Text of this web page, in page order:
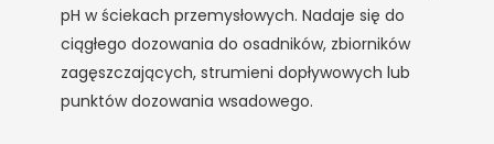
pH w ściekach przemysłowych. Nadaje się do
ciągłego dozowania do osadników, zbiorników
zagęszczających, strumieni dopływowych lub
punktów dozowania wsadowego.